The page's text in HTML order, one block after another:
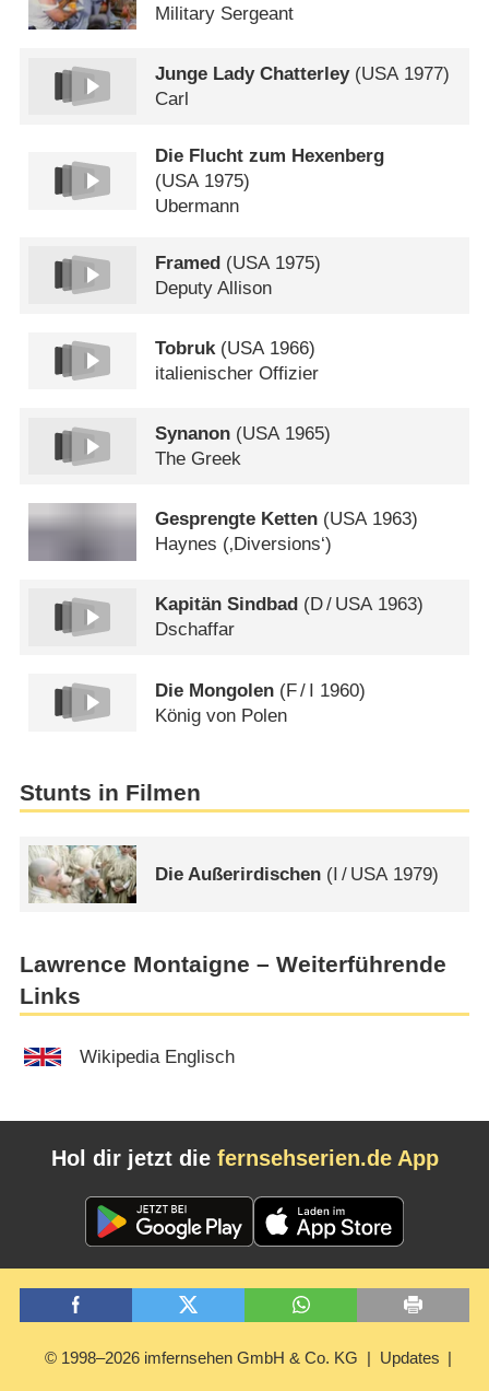
Military Sergeant
Junge Lady Chatterley(USA1977)
Carl
Die Flucht zum Hexenberg
(USA1975)
Ubermann
Framed (USA 1975)
Deputy Allison
Tobruk(USA1966)
italienischer Offizier
Synanon (USA1965)
The Greek
Gesprengte Ketten (USA1963)
Haynes (‚Diversions‘)
Kapitän Sindbad (D/ USA1963)
Dschaffar
Die Mongolen (F/ I 1960)
König von Polen
Stunts in Filmen
Die Außerirdischen (I / USA1979)
Lawrence Montaigne – Weiterführende
Links
Wikipedia Englisch
Hol dir jetzt die fernsehserien.de App
© 1998–2026 imfernsehen GmbH & Co. KG Updates